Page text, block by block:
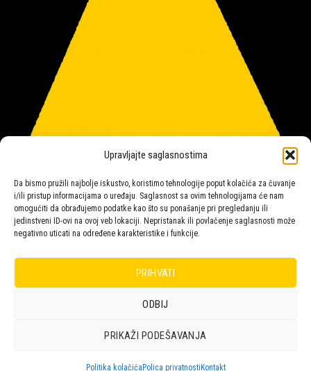
Upravljajte saglasnostima
Da bismo pružili najbolje iskustvo, koristimo tehnologije poput kolačića za čuvanje
i/ili pristup informacijama o uređaju. Saglasnost sa ovim tehnologijama će nam
omogućiti da obrađujemo podatke kao što su ponašanje pri pregledanju ili
jedinstveni ID-ovi na ovoj veb lokaciji. Nepristanak ili povlačenje saglasnosti može
negativno uticati na određene karakteristike i funkcije.
PRIHVATI
ODBIJ
PRIKAŽI PODEŠAVANJA
Politika kolačića Polica privatnosti Kontakt